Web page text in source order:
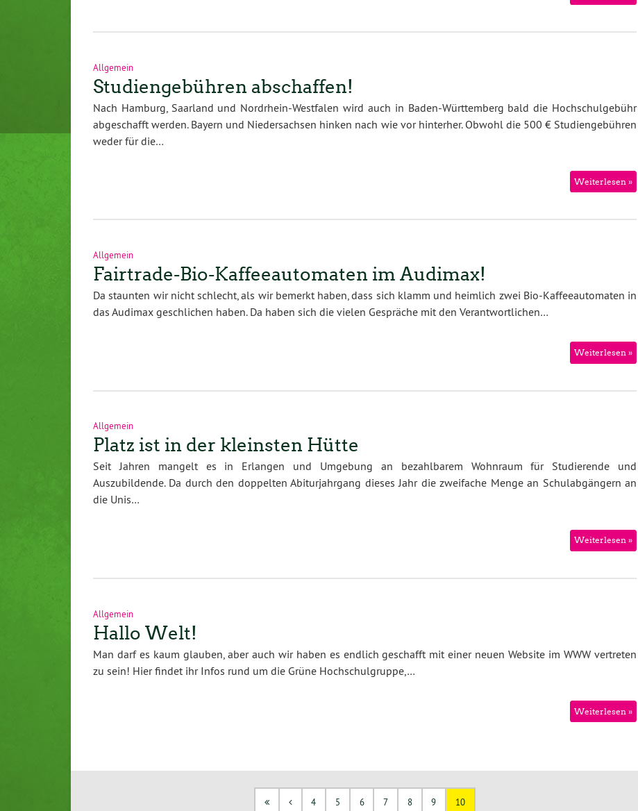
Allgemein
Studiengebühren abschaffen!
Nach Hamburg, Saarland und Nordrhein-Westfalen wird auch in Baden-Württemberg bald die Hochschulgebühr
abgeschafft werden. Bayern und Niedersachsen hinken nach wie vor hinterher. Obwohl die 500 € Studiengebühren
weder für die…
Weiterlesen »
Allgemein
Fairtrade-Bio-Kaffeeautomaten im Audimax!
Da staunten wir nicht schlecht, als wir bemerkt haben, dass sich klamm und heimlich zwei Bio-Kaffeeautomaten in
das Audimax geschlichen haben. Da haben sich die vielen Gespräche mit den Verantwortlichen…
Weiterlesen »
Allgemein
Platz ist in der kleinsten Hütte
Seit Jahren mangelt es in Erlangen und Umgebung an bezahlbarem Wohnraum für Studierende und
Auszubildende. Da durch den doppelten Abiturjahrgang dieses Jahr die zweifache Menge an Schulabgängern an
die Unis…
Weiterlesen »
Allgemein
Hallo Welt!
Man darf es kaum glauben, aber auch wir haben es endlich geschafft mit einer neuen Website im WWW vertreten
zu sein! Hier findet ihr Infos rund um die Grüne Hochschulgruppe,…
Weiterlesen »
4 5 6 7 8 9 10